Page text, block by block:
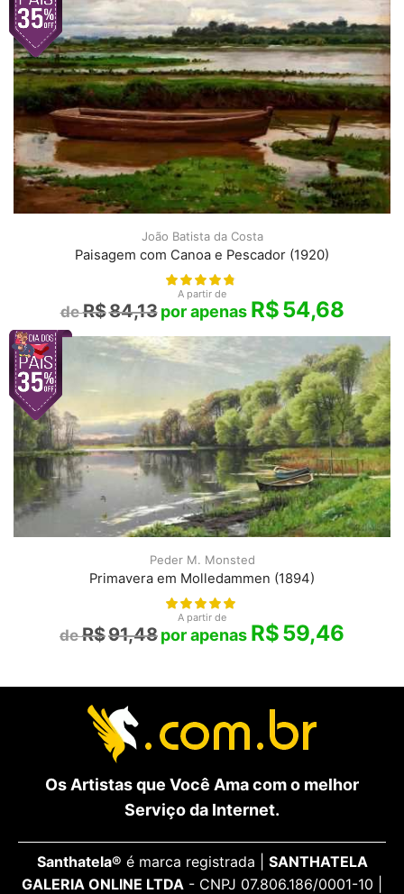
João Batista da Costa
Paisagem com Canoa e Pescador (1920)
A partir de
R$84,13 R$54,68
Peder M. Monsted
Primavera em Molledammen (1894)
A partir de
R$91,48 R$59,46
Os Artistas que Você Ama com o melhor
Serviço da Internet.
Santhatela® é marca registrada | SANTHATELA
GALERIA ONLINE LTDA - CNPJ 07.806.186/0001-10 |